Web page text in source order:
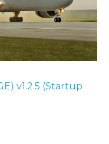
v1.2.5 (Startup